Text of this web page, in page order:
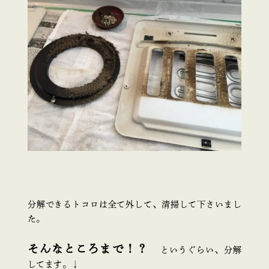
分解できるトコロは全て外して、清掃して下さいまし
た。
そんなところまで！？
というぐらい、分解
してます。↓